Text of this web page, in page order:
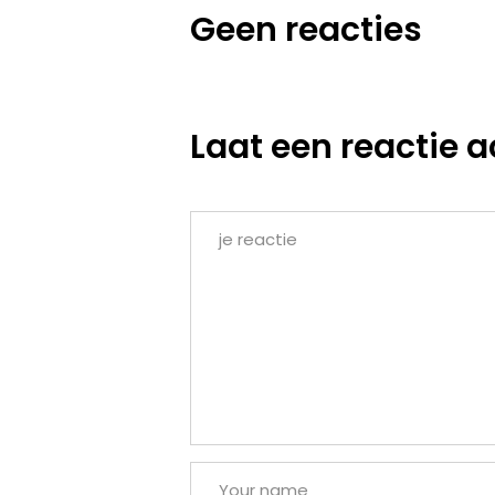
Geen reacties
Laat een reactie